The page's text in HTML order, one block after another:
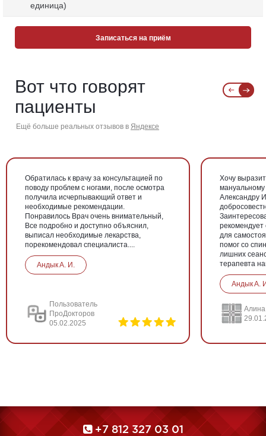
единица)
Записаться на приём
Вот что говорят
пациенты
Ещё больше реальных отзывов в Яндексе
Обратилась к врачу за консультацией по
поводу проблем с ногами, после осмотра
получила исчерпывающий ответ и
необходимые рекомендации.
Понравилось Врач очень внимательный,
Все подробно и доступно объяснил,
выписал необходимые лекарства,
порекомендовал специалиста....
Андык А. И.
Пользователь
ПроДокторов
05.02.2025
Хочу
Александру
для
помог со
лишних
терапевта
Андык А.
Алина
+7 812 327 03 01